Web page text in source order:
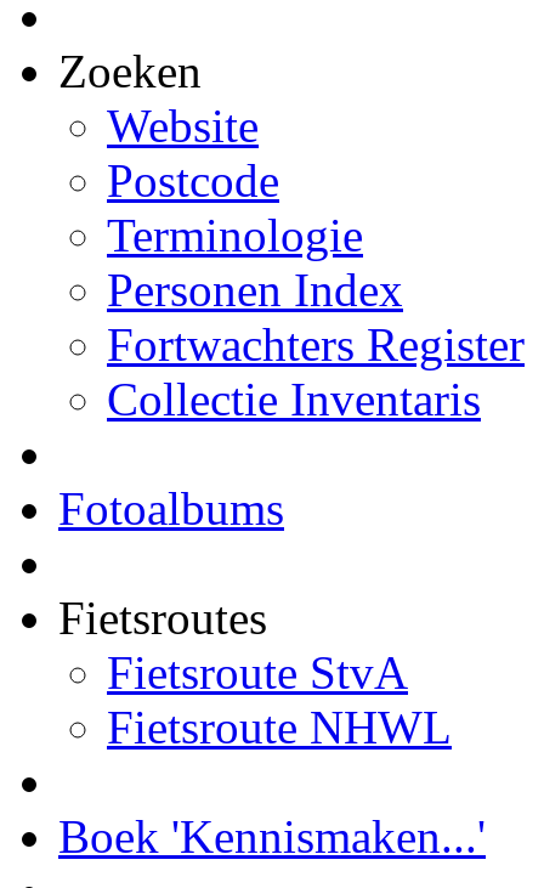
Zoeken
Website
Postcode
Terminologie
Personen Index
Fortwachters Register
Collectie Inventaris
Fotoalbums
Fietsroutes
Fietsroute StvA
Fietsroute NHWL
Boek 'Kennismaken...'